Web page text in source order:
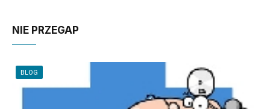
NIE PRZEGAP
BLOG